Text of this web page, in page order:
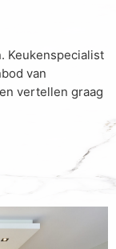
Keukenspecialist
van
vertellen graag